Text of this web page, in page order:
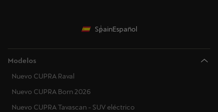
SpainEspañol
Modelos
Nuevo CUPRA Raval
Nuevo CUPRA Born 2026
Nuevo CUPRA Tavascan - SUV eléctrico